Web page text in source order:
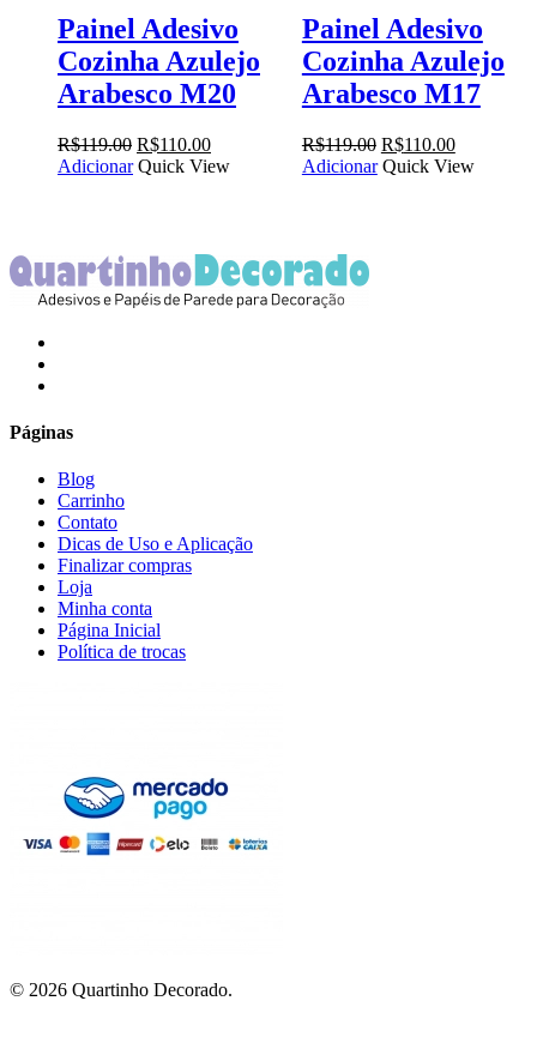
Painel Adesivo
Cozinha Azulejo
Arabesco M20
R$119.00 O
preço
R$110.00O
preço
Adicionar Quick View
Painel Adesivo
Cozinha Azulejo
Arabesco M17
R$119.00 O
preço
R$110.00O
preço
Adicionar Quick View
Páginas
Blog
Carrinho
Contato
Dicas de Uso e Aplicação
Finalizar compras
Loja
Minha conta
Página Inicial
Política de trocas
© 2026 Quartinho Decorado.